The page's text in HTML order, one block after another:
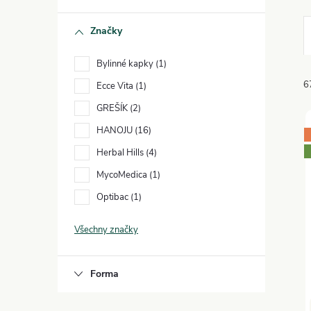
e
Značky
Bylinné kapky 1
Ecce Vita 1
GREŠÍK 2
HANOJU 16
Herbal Hills 4
MycoMedica 1
Optibac 1
Všechny značky
Forma